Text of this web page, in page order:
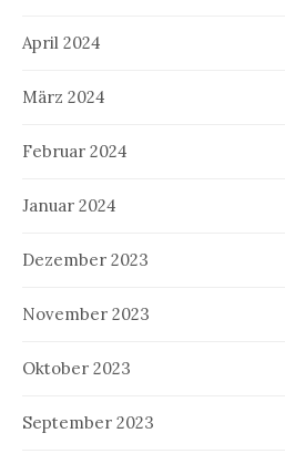
April 2024
März 2024
Februar 2024
Januar 2024
Dezember 2023
November 2023
Oktober 2023
September 2023